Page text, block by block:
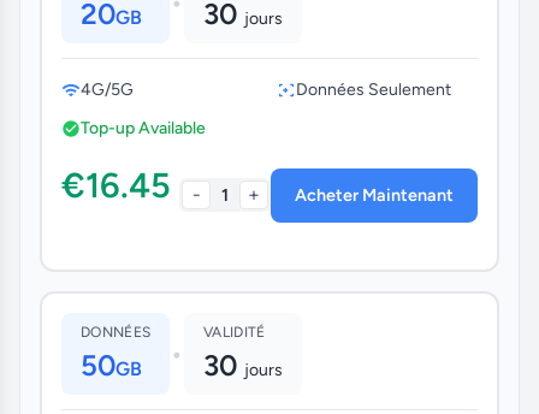
20GB 30 jours
4G/5G
Données Seulement
Top-up Available
€16.45 - 1 + Acheter Maintenant
DONNÉES
50GB •
VALIDITÉ
30 jours